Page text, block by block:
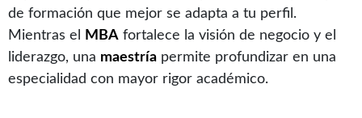
de formación que mejor se adapta a tu perfil.
Mientras el
MBA fortalece la visión de negocio y el
liderazgo, una maestría permite profundizar en una
especialidad con mayor rigor académico.